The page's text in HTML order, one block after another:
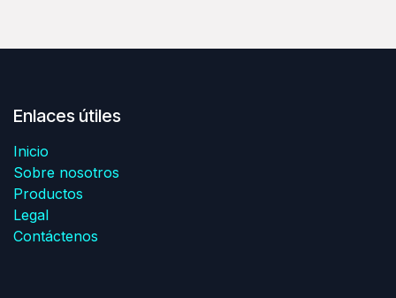
Enlaces útiles
Inicio
Sobre nosotros
Productos
Legal
Contáctenos